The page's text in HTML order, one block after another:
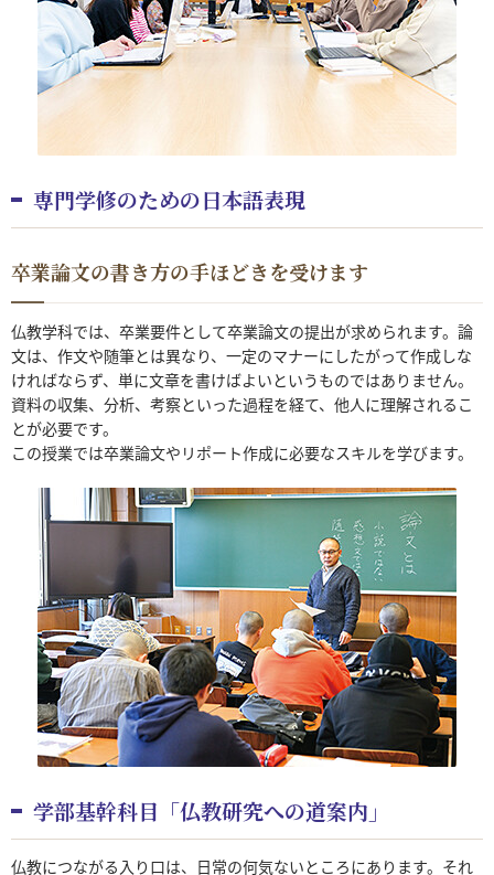
専門学修のための日本語表現
卒業論文の書き方の手ほどきを受けます
仏教学科では、卒業要件として卒業論文の提出が求められます。論
文は、作文や随筆とは異なり、一定のマナーにしたがって作成しな
ければならず、単に文章を書けばよいというものではありません。
資料の収集、分析、考察といった過程を経て、他人に理解されるこ
とが必要です。
この授業では卒業論文やリポート作成に必要なスキルを学びます。
学部基幹科目「仏教研究への道案内」
仏教につながる入り口は、日常の何気ないところにあります。それ